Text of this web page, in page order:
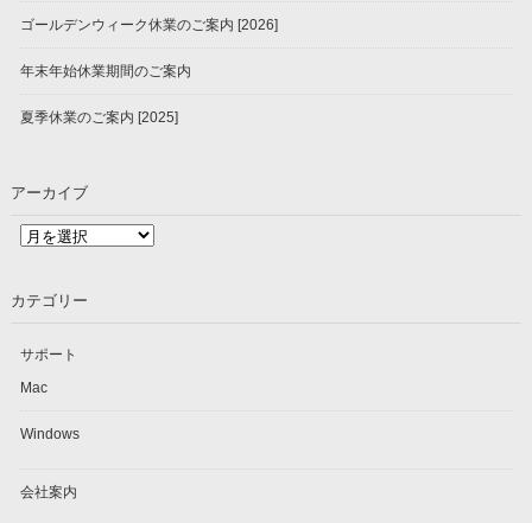
ゴールデンウィーク休業のご案内 [2026]
年末年始休業期間のご案内
夏季休業のご案内 [2025]
アーカイブ
ア
イ
カテゴリー
サポート
Mac
Windows
会社案内